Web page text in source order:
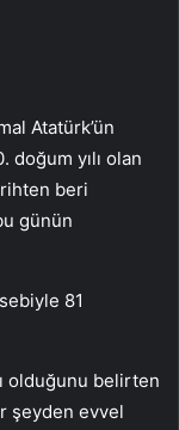
Atatürk’ün
doğum yılı olan
beri
günün
81
olduğunu belirten
şeyden evvel